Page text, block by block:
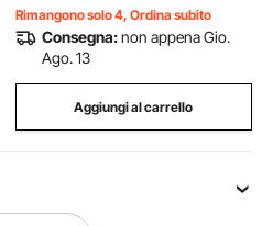
Rimangono solo 4, Ordina subito
Consegna:non appena Gio.
Ago. 13
Aggiungi al carrello